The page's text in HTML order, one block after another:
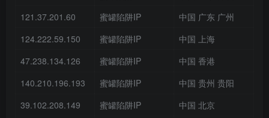
121.37.201.60
蜜罐陷阱IP
中国 广东 广州
124.222.59.150
蜜罐陷阱IP
中国 上海
47.238.134.126
蜜罐陷阱IP
中国 香港
140.210.196.193
蜜罐陷阱IP
中国 贵州 贵阳
39.102.208.149
蜜罐陷阱IP
中国 北京